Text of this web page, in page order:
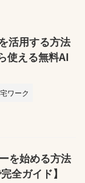
活用する方法
使える無料AI
ワーク
を始める方法
全ガイド】